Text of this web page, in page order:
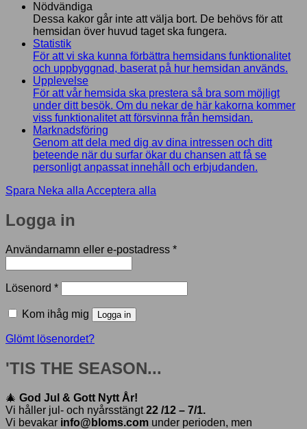
Nödvändiga
Dessa kakor går inte att välja bort. De behövs för att
hemsidan över huvud taget ska fungera.
Statistik
För att vi ska kunna förbättra hemsidans funktionalitet
och uppbyggnad, baserat på hur hemsidan används.
Upplevelse
För att vår hemsida ska prestera så bra som möjligt
under ditt besök. Om du nekar de här kakorna kommer
viss funktionalitet att försvinna från hemsidan.
Marknadsföring
Genom att dela med dig av dina intressen och ditt
beteende när du surfar ökar du chansen att få se
personligt anpassat innehåll och erbjudanden.
Spara Neka alla Acceptera alla
Logga in
Användarnamn eller e-postadress *Obligatoriskt
Lösenord *Obligatoriskt
Kom ihåg mig Logga in
Glömt lösenordet?
'TIS THE SEASON...
🎄 God Jul & Gott Nytt År!
Vi håller jul- och nyårsstängt22 /12 – 7/1.
Vi bevakar info@bloms.com under perioden, men